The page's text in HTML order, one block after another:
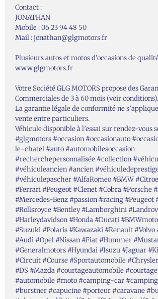
Contact :
JONATHAN
Mobile : 06 23 94 48 50
Mail : jonathan@glgmotors.fr
Plusieurs autos et motos d’occasions de
www.glgmotors.fr
Votre Société GLG MOTORS propose des
Commerciales de 3 à 60 mois (voir
La garantie légale de conformité ne
vente entre particuliers.
Véhicule disponible à l’essai sur rendez-vous
#glgmotors #occasion #occasionauto
le-chatel #auto #automobilesoccasion
#recherchepersonnalisée #collection
#véhiculeancien #ancien
#véhiculepascher #AlfaRomeo #BMW
#Ferrari #Peugeot #Clenet #Cobra #Porsche
#Mercedes-Benz #passion #racing #Peugeot
#Rollsroyce #Bentley #Lamborghini
#Harleydavidson #Honda #Ducati
#Suzuki #Polaris #Kawazaki #Renault #Volvo
#Audi #Opel #Nissan #Fiat #Hummer
#Generalmotors #Hyundai #Isuzu #Jaguar
#Circuit #Course #Sportautomobile
#DS #Mazda #courtageautomobile
#automobile #moto #camping-car
#burstner #capucine #porteur #caravane